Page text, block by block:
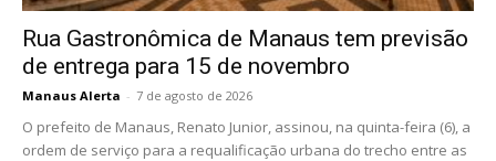
Rua Gastronômica de Manaus tem previsão
de entrega para 15 de novembro
Manaus Alerta - 7 de agosto de 2026
O prefeito de Manaus, Renato Junior, assinou, na quinta-feira (6), a
ordem de serviço para a requalificação urbana do trecho entre as